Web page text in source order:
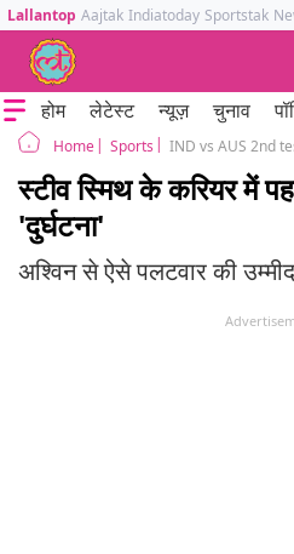
Lallantop Aajtak Indiatoday Sportstak
होम लेटेस्ट न्यूज़ चुनाव
Home Sports
स्टीव स्मिथ के करियर में
'दुर्घटना'
अश्विन से ऐसे पलटवार की